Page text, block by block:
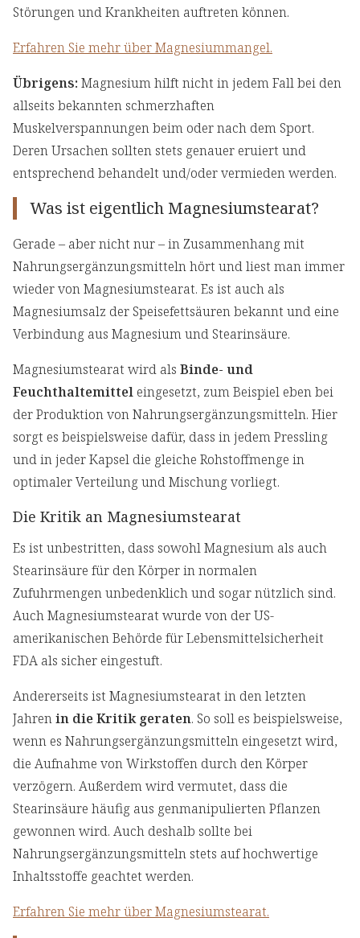
Störungen und Krankheiten auftreten können.
Erfahren Sie mehr über Magnesiummangel.
Übrigens: Magnesium hilft nicht in jedem Fall bei den
allseits bekannten schmerzhaften
Muskelverspannungen beim oder nach dem Sport.
Deren Ursachen sollten stets genauer eruiert und
entsprechend behandelt und/oder vermieden werden.
Was ist eigentlich Magnesiumstearat?
Gerade – aber nicht nur – in Zusammenhang mit
Nahrungsergänzungsmitteln hört und liest man immer
wieder von Magnesiumstearat. Es ist auch als
Magnesiumsalz der Speisefettsäuren bekannt und eine
Verbindung aus Magnesium und Stearinsäure.
Magnesiumstearat wird als Binde- und
Feuchthaltemittel eingesetzt, zum Beispiel eben bei
der Produktion von Nahrungsergänzungsmitteln. Hier
sorgt es beispielsweise dafür, dass in jedem Pressling
und in jeder Kapsel die gleiche Rohstoffmenge in
optimaler Verteilung und Mischung vorliegt.
Die Kritik an Magnesiumstearat
Es ist unbestritten, dass sowohl Magnesium als auch
Stearinsäure für den Körper in normalen
Zufuhrmengen unbedenklich und sogar nützlich sind.
Auch Magnesiumstearat wurde von der US-
amerikanischen Behörde für Lebensmittelsicherheit
FDA als sicher eingestuft.
Andererseits ist Magnesiumstearat in den letzten
Jahrenin die Kritik geraten. So soll es beispielsweise,
wenn es Nahrungsergänzungsmitteln eingesetzt wird,
die Aufnahme von Wirkstoffen durch den Körper
verzögern. Außerdem wird vermutet, dass die
Stearinsäure häufig aus genmanipulierten Pflanzen
gewonnen wird. Auch deshalb sollte bei
Nahrungsergänzungsmitteln stets auf hochwertige
Inhaltsstoffe geachtet werden.
Erfahren Sie mehr über Magnesiumstearat.